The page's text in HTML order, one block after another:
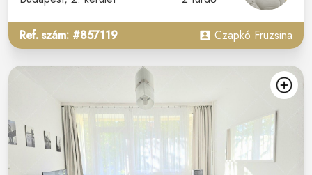
Ref. szám: #857119 Czapkó Fruzsina